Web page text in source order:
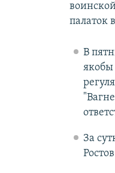
палаток
В
якобы
За